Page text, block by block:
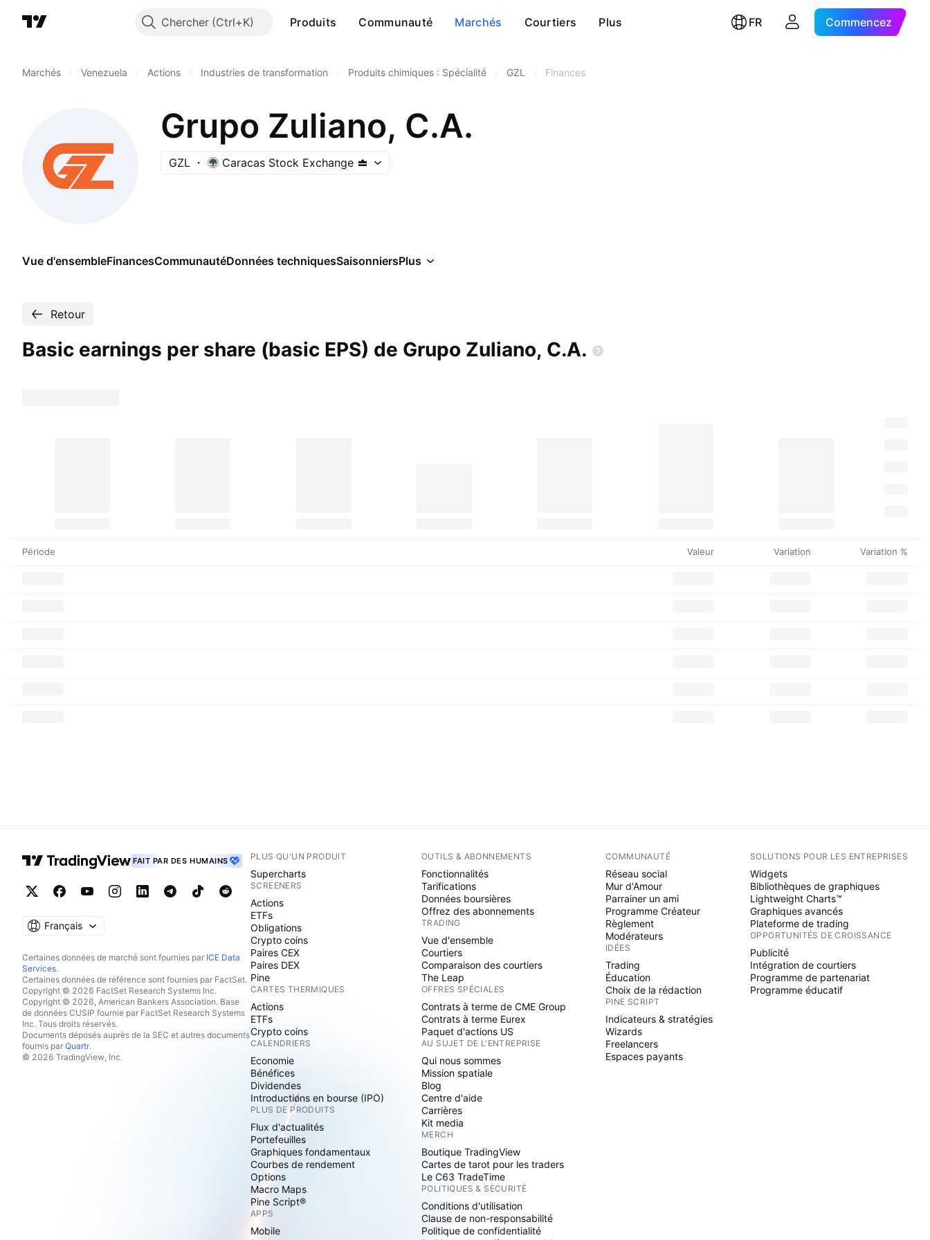
Chercher Produits Communauté Marchés Courtiers Plus FR Commencez
Marchés Venezuela Actions Industries de transformation Produits chimiques : Spécialité GZL Finances
Grupo Zuliano, C.A.
GZL Caracas Stock Exchange
Vue d'ensembleFinancesCommunautéDonnées techniquesSaisonniersPlus
Retour
Basic earnings per share (basic EPS) de Grupo Zuliano, C.A.
Période Valeur Variation Variation %
FAIT PAR DES HUMAINS
Français
Certaines données de marché sont fournies par ICE Data
Services.
Certaines données de référence sont fournies par FactSet.
Copyright © 2026 FactSet Research Systems Inc.
Copyright © 2026, American Bankers Association. Base
de données CUSIP fournie par FactSet Research Systems
Inc. Tous droits réservés.
Documents déposés auprès de la SEC et autres documents
fournis par Quartr.
© 2026 TradingView, Inc.
PLUS QU'UN PRODUIT
Supercharts
SCREENERS
Actions
ETFs
Obligations
Crypto coins
Paires CEX
Paires DEX
Pine
CARTES THERMIQUES
Actions
ETFs
Crypto coins
CALENDRIERS
Economie
Bénéfices
Dividendes
Introductions en bourse (IPO)
PLUS DE PRODUITS
Flux d'actualités
Portefeuilles
Graphiques fondamentaux
Courbes de rendement
Options
Macro Maps
Pine Script®
APPS
Mobile
OUTILS & ABONNEMENTS
Fonctionnalités
Tarifications
Données boursières
Offrez des abonnements
TRADING
Vue d'ensemble
Courtiers
Comparaison des courtiers
The Leap
OFFRES SPÉCIALES
Contrats à terme de CME Group
Contrats à terme Eurex
Paquet d'actions US
AU SUJET DE L'ENTREPRISE
Qui nous sommes
Mission spatiale
Blog
Centre d'aide
Carrières
Kit media
MERCH
Boutique TradingView
Cartes de tarot pour les traders
Le C63 TradeTime
POLITIQUES & SÉCURITÉ
Conditions d'utilisation
Clause de non-responsabilité
Politique de confidentialité
COMMUNAUTÉ
Réseau social
Mur d'Amour
Parrainer un ami
Programme Créateur
Règlement
Modérateurs
IDÉES
Trading
Éducation
Choix de la rédaction
PINE SCRIPT
Indicateurs & stratégies
Wizards
Freelancers
Espaces payants
SOLUTIONS POUR LES ENTREPRISES
Widgets
Bibliothèques de graphiques
Lightweight Charts™
Graphiques avancés
Plateforme de trading
OPPORTUNITÉS DE CROISSANCE
Publicité
Intégration de courtiers
Programme de partenariat
Programme éducatif